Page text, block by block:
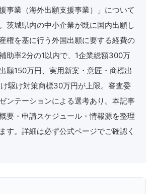
事業（海外出願支援事業）」について
茨城県内の中小企業が既に国内出願し
権を基に行う外国出願に要する経費の
助率2分の1以内で、1企業総額300万
願150万円、実用新案・意匠・商標出
駆け対策商標30万円が上限。審査委
ンテーションによる選考あり。本記事
要・申請スケジュール・情報源を整理
す。詳細は必ず公式ページでご確認く